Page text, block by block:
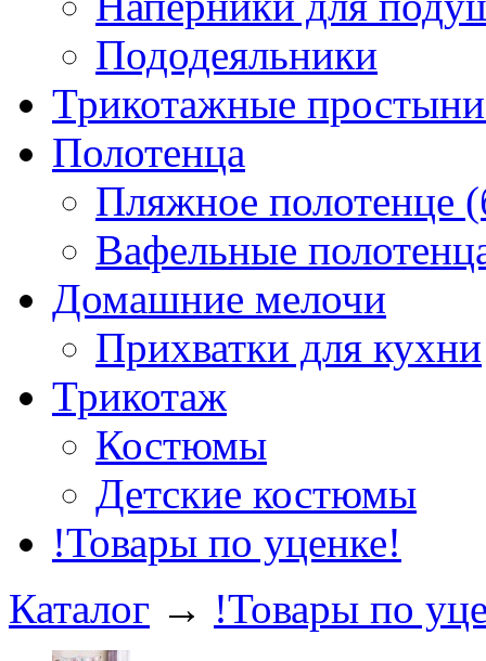
Пододеяльники
Трикотажные
Полотенца
Пляжное полотенце
Вафельные
Домашние мелочи
Прихватки для кухни
Трикотаж
Костюмы
Детские костюмы
!Товары по уценке!
Каталог → !Товары по